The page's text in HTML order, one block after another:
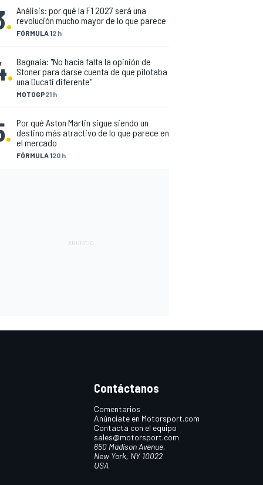
. FÓRMULA 12 h
Análisis: por qué la F1 2027 será una
revolución mucho mayor de lo que parece
.
MOTOGP21 h
Bagnaia: "No hacía falta la opinión de
Stoner para darse cuenta de que pilotaba
una Ducati diferente"
.
FÓRMULA 120 h
Por qué Aston Martin sigue siendo un
destino más atractivo de lo que parece en
el mercado
Contáctanos
Comentarios
Anúnciate en Motorsport.com
Contacta con el equipo
sales@motorsport.com
650 Madison Avenue,
New York, NY 10022
USA